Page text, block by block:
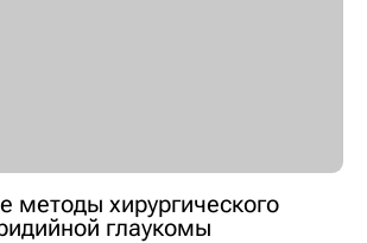
методы хирургического
глаукомы